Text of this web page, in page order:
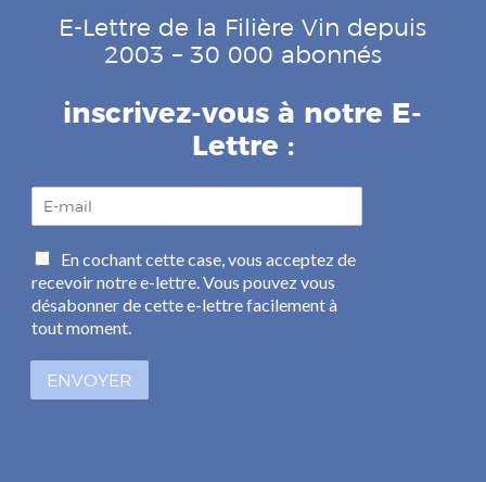
E-Lettre de la Filière Vin depuis
2003 – 30 000 abonnés
inscrivez-vous à notre E-
Lettre :
a
i
l
*
C
a
s
e
à
En cochant cette case, vous acceptez de
recevoir notre e-lettre. Vous pouvez vous
désabonner de cette e-lettre facilement à
tout moment.
ENVOYER